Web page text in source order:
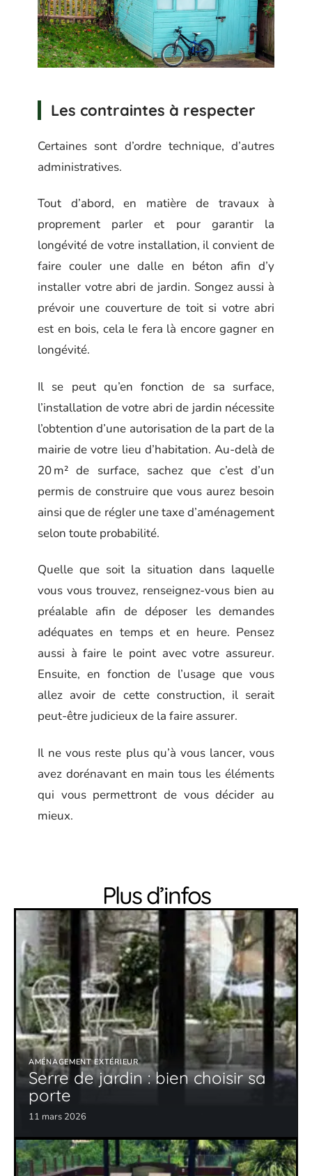
Les contraintes à respecter
Certaines sont d’ordre technique, d’autres
administratives.
Tout d’abord, en matière de travaux à
proprement parler et pour garantir la
longévité de votre installation, il convient de
faire couler une dalle en béton afin d’y
installer votre abri de jardin. Songez aussi à
prévoir une couverture de toit si votre abri
est en bois, cela le fera là encore gagner en
longévité.
Il se peut qu’en fonction de sa surface,
l’installation de votre abri de jardin nécessite
l’obtention d’une autorisation de la part de la
mairie de votre lieu d’habitation. Au-delà de
20 m² de surface, sachez que c’est d’un
permis de construire que vous aurez besoin
ainsi que de régler une taxe d’aménagement
selon toute probabilité.
Quelle que soit la situation dans laquelle
vous vous trouvez, renseignez-vous bien au
préalable afin de déposer les demandes
adéquates en temps et en heure. Pensez
aussi à faire le point avec votre assureur.
Ensuite, en fonction de l’usage que vous
allez avoir de cette construction, il serait
peut-être judicieux de la faire assurer.
Il ne vous reste plus qu’à vous lancer, vous
avez dorénavant en main tous les éléments
qui vous permettront de vous décider au
mieux.
Plus d’infos
AMÉNAGEMENT EXTÉRIEUR
Serre de jardin : bien choisir sa
porte
11 mars 2026